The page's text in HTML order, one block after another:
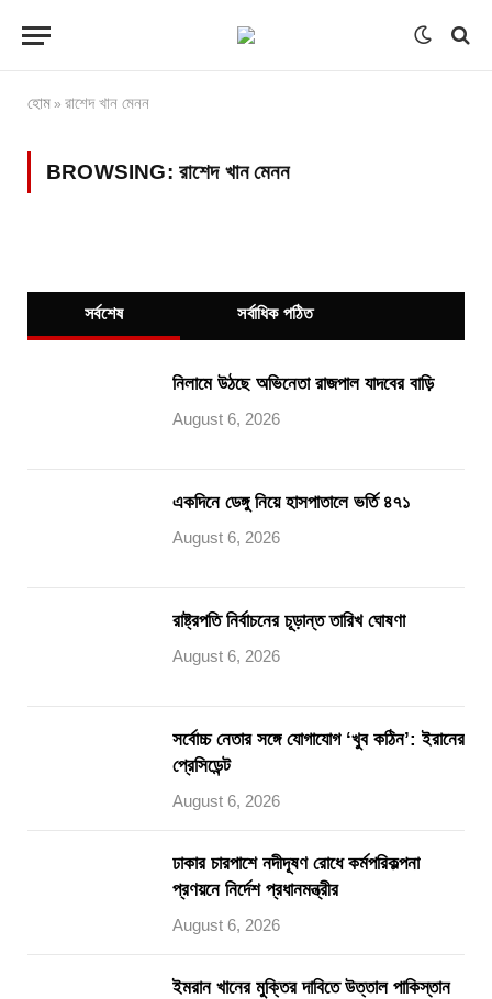
হোম » রাশেদ খান মেনন
BROWSING: রাশেদ খান মেনন
সর্বশেষ সর্বাধিক পঠিত
নিলামে উঠছে অভিনেতা রাজপাল যাদবের বাড়ি
August 6, 2026
একদিনে ডেঙ্গু নিয়ে হাসপাতালে ভর্তি ৪৭১
August 6, 2026
রাষ্ট্রপতি নির্বাচনের চূড়ান্ত তারিখ ঘোষণা
August 6, 2026
সর্বোচ্চ নেতার সঙ্গে যোগাযোগ ‘খুব কঠিন’: ইরানের
প্রেসিডেন্ট
August 6, 2026
ঢাকার চারপাশে নদীদূষণ রোধে কর্মপরিকল্পনা
প্রণয়নে নির্দেশ প্রধানমন্ত্রীর
August 6, 2026
ইমরান খানের মুক্তির দাবিতে উত্তাল পাকিস্তান